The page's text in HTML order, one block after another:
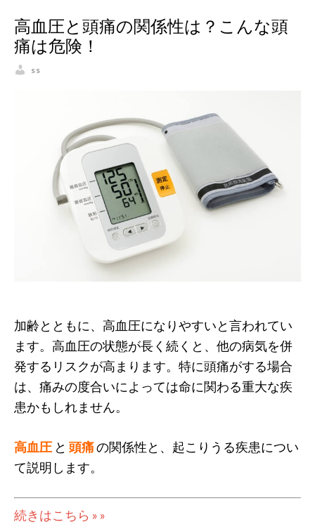
高血圧と頭痛の関係性は？こんな頭
痛は危険！
ss
加齢とともに、高血圧になりやすいと言われてい
ます。高血圧の状態が長く続くと、他の病気を併
発するリスクが高まります。特に頭痛がする場合
は、痛みの度合いによっては命に関わる重大な疾
患かもしれません。
高血圧 と 頭痛の関係性と、起こりうる疾患につい
て説明します。
続きはこちら » »